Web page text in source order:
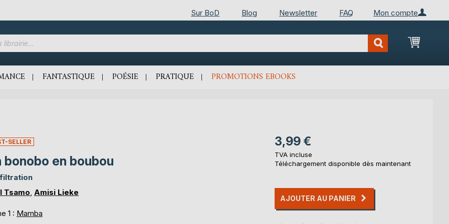
Mon compte
Sur BoD Blog Newsletter FAQ
Mon
FANTASTIQUE POÉSIE PRATIQUE PROMOTIONS EBOOKS
SELLER
bonobo en boubou
Tsamo, Amisi Lieke
1 : Mamba
3,99 €
TVA incluse
Téléchargement disponible dès maintenant
AJOUTER AU PANIER